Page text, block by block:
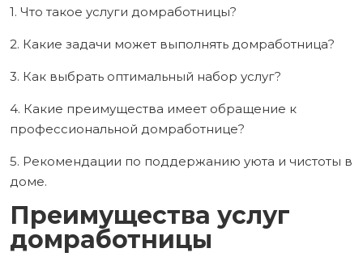
1. Что такое услуги домработницы?
2. Какие задачи может выполнять домработница?
3. Как выбрать оптимальный набор услуг?
4. Какие преимущества имеет обращение к
профессиональной домработнице?
5. Рекомендации по поддержанию уюта и чистоты в
доме.
Преимущества услуг
домработницы